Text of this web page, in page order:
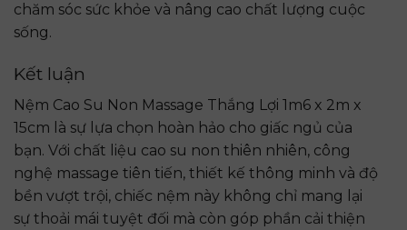
chăm sóc sức khỏe và nâng cao chất lượng cuộc
sống.
Kết luận
Nệm Cao Su Non Massage Thắng Lợi 1m6 x 2m x
15cm là sự lựa chọn hoàn hảo cho giấc ngủ của
bạn. Với chất liệu cao su non thiên nhiên, công
nghệ massage tiên tiến, thiết kế thông minh và độ
bền vượt trội, chiếc nệm này không chỉ mang lại
sự thoải mái tuyệt đối mà còn góp phần cải thiện